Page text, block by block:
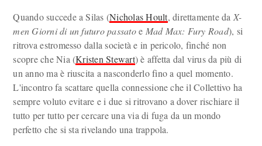
Quando succede a Silas (Nicholas Hoult, direttamente da X-
men Giorni di un futuro passatoe Mad Max: Fury Road), si
ritrova estromesso dalla società e in pericolo, finché non
scopre che Nia (Kristen Stewart) è affetta dal virus da più di
un anno ma è riuscita a nasconderlo fino a quel momento.
L'incontro fa scattare quella connessione che il Collettivo ha
sempre voluto evitare e i due si ritrovano a dover rischiare il
tutto per tutto per cercare una via di fuga da un mondo
perfetto che si sta rivelando una trappola.